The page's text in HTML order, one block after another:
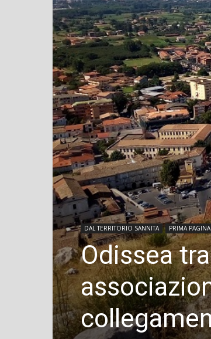
DAL TERRITORIO SANNITA PRIMA PAGINA
Odissea